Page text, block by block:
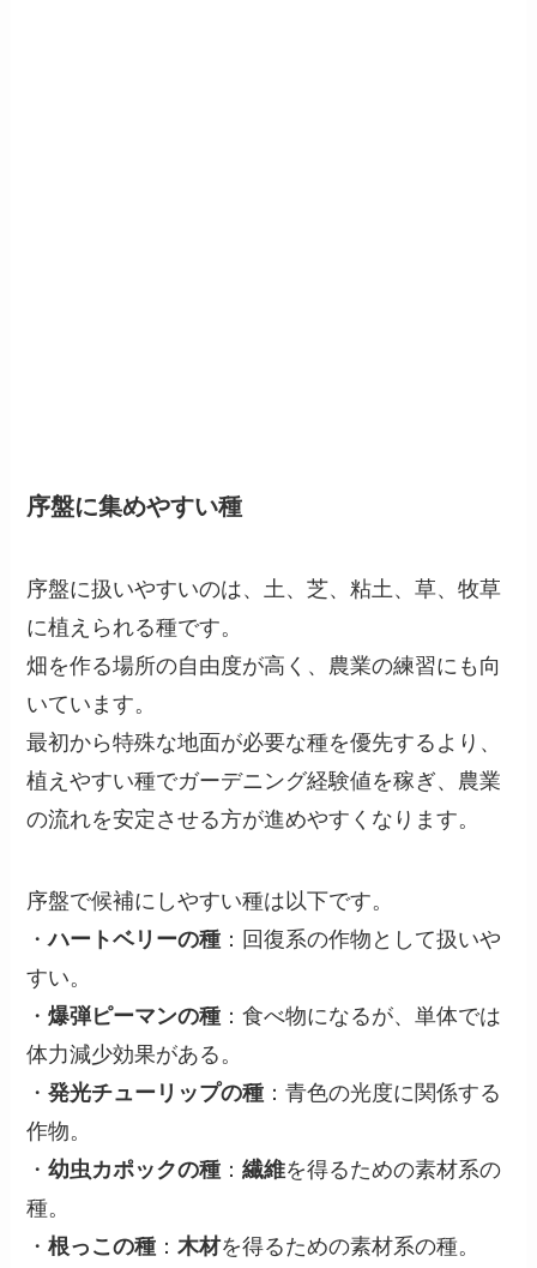
序盤に集めやすい種
序盤に扱いやすいのは、土、芝、粘土、草、牧草
に植えられる種です。
畑を作る場所の自由度が高く、農業の練習にも向
いています。
最初から特殊な地面が必要な種を優先するより、
植えやすい種でガーデニング経験値を稼ぎ、農業
の流れを安定させる方が進めやすくなります。
序盤で候補にしやすい種は以下です。
・ハートベリーの種 ：回復系の作物として扱いや
すい。
・爆弾ピーマンの種 ：食べ物になるが、単体では
体力減少効果がある。
・発光チューリップの種 ：青色の光度に関係する
作物。
・幼虫カポックの種 ：繊維を得るための素材系の
種。
・根っこの種 ：木材を得るための素材系の種。